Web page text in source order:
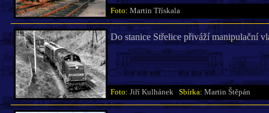
Foto: Martin Třískala
Do stanice Střelice přiváží manipulační
Foto: Jiří Kulhánek Sbírka: Martin Štěpán